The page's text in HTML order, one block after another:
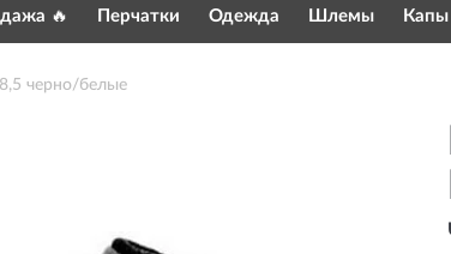
🔥 Перчатки Одежда Шлемы Капы
8,5 черно/белые